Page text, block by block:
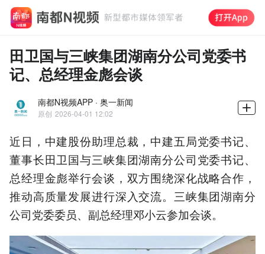
田卫国与三峡集团湖南分公司党委书
记、总经理金彪会谈
南都N视频APP · 奥一新闻
原创 2026-04-01 12:02
近日，中建股份助理总裁，中建五局党委书记、
董事长田卫国与三峡集团湖南分公司党委书记、
总经理金彪举行会谈，双方围绕深化战略合作，
推动高质量发展进行深入交流。三峡集团湖南分
公司党委委员、副总经理邓小云参加会谈。